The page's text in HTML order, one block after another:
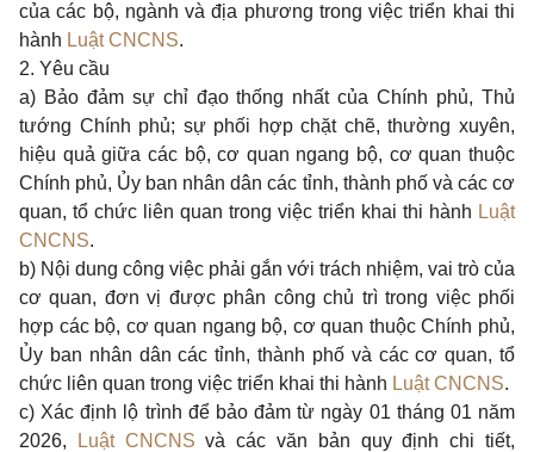
của các bộ, ngành và địa phương trong việc triển khai thi
hành Luật CNCNS.
2. Yêu cầu
a) Bảo đảm sự chỉ đạo thống nhất của Chính phủ, Thủ
tướng Chính phủ; sự phối hợp chặt chẽ, thường xuyên,
hiệu quả giữa các bộ, cơ quan ngang bộ, cơ quan thuộc
Chính phủ, Ủy ban nhân dân các tỉnh, thành phố và các cơ
quan, tổ chức liên quan trong việc triển khai thi hành Luật
CNCNS.
b) Nội dung công việc phải gắn với trách nhiệm, vai trò của
cơ quan, đơn vị được phân công chủ trì trong việc phối
hợp các bộ, cơ quan ngang bộ, cơ quan thuộc Chính phủ,
Ủy ban nhân dân các tỉnh, thành phố và các cơ quan, tổ
chức liên quan trong việc triển khai thi hành Luật CNCNS.
c) Xác định lộ trình để bảo đảm từ ngày 01 tháng 01 năm
2026,
Luật CNCNS và các văn bản quy định chi tiết,